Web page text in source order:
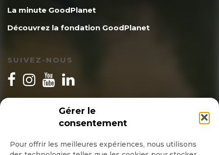
Gérer le
consentement
Pour offrir les meilleures expériences, nous utilisons
La minute GoodPlanet
Découvrez la fondation GoodPlanet
SUIVEZ-NOUS
INSCRIPTION NEWSLETTER